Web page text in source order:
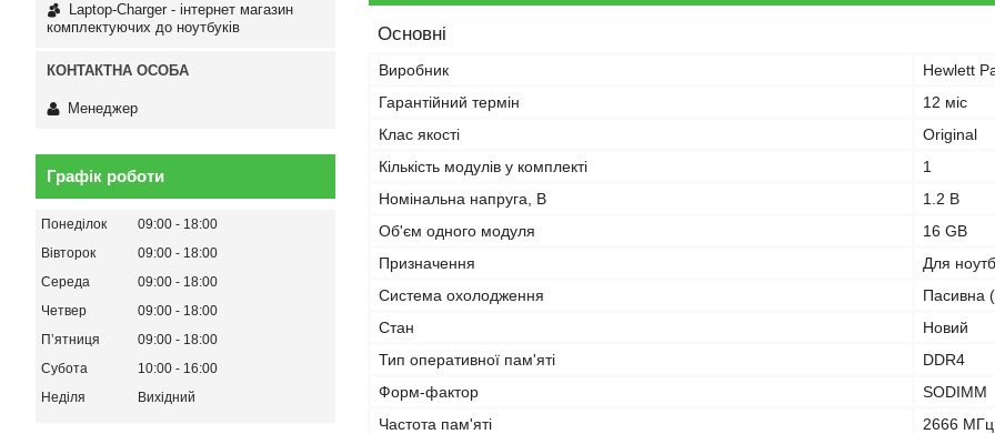
Основні
Виробник
Hewlett
Гарантійний термін
12 міс
Клас якості
Original
Кількість модулів у комплекті
1
Номінальна напруга, В
1.2 В
Об'єм одного модуля
16 GB
Призначення
Для
Система охолодження
Пасивна
Стан
Новий
Тип оперативної пам'яті
DDR4
Форм-фактор
SODIMM
Частота пам'яті
2666 МГц
Laptop-Charger - інтернет магазин
комплектуючих до ноутбуків
Менеджер
Графік роботи
Понеділок 09:00
18:00
Вівторок
09:00
18:00
Середа
09:00
18:00
Четвер
09:00
18:00
Пʼятниця
09:00
18:00
Субота
10:00
16:00
Неділя
Вихідний